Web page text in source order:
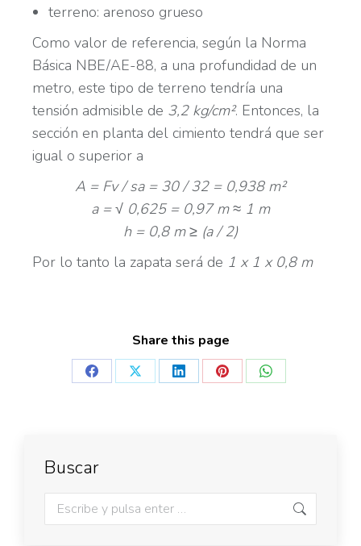
terreno: arenoso grueso
Como valor de referencia, según la Norma
Básica NBE/AE-88, a una profundidad de un
metro, este tipo de terreno tendría una
tensión admisible de 3,2 kg/cm². Entonces, la
sección en planta del cimiento tendrá que ser
igual o superior a
A = Fv / sa = 30 / 32 = 0,938 m²
a = √ 0,625 = 0,97 m ≈ 1 m
h = 0,8 m ≥ (a / 2)
Por lo tanto la zapata será de 1 x 1 x 0,8 m
Share this page
Buscar